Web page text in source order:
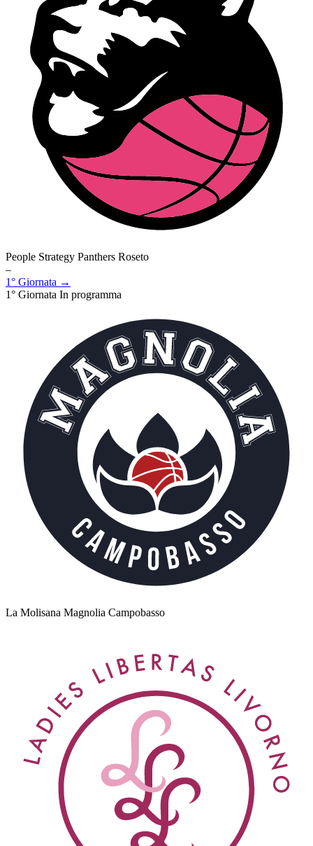
People Strategy Panthers Roseto
–
1° Giornata →
1° Giornata In programma
La Molisana Magnolia Campobasso